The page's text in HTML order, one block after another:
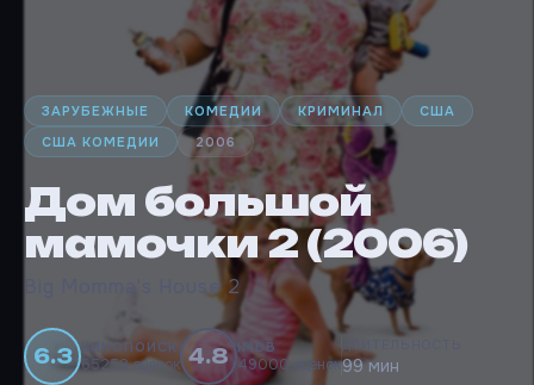
ЗАРУБЕЖНЫЕ КОМЕДИИ КРИМИНАЛ
США
США КОМЕДИИ
2006
Дом большой
мамочки 2 (2006)
Big Momma's House 2
6.3 КИНОПОИСК
65258 оценок 4.8 IMDB
49000 оценок
ДЛИТЕЛЬНОСТЬ
99 мин